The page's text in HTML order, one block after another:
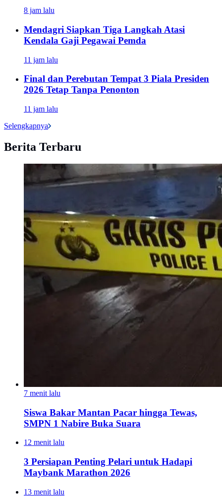
8 jam lalu
Mendagri Siapkan Tiga Langkah Atasi
Kendala Gaji Pegawai Pemda
11 jam lalu
Final dan Perebutan Tempat 3 Piala Presiden
2026 Tetap Tanpa Penonton
11 jam lalu
Selengkapnya
Berita Terbaru
7 menit lalu
Siswa Bakar Mantan Pacar hingga Tewas,
SMPN 1 Nabire Buka Suara
12 menit lalu
3 Persiapan Penting Pelari untuk Hadapi
Maybank Marathon 2026
13 menit lalu